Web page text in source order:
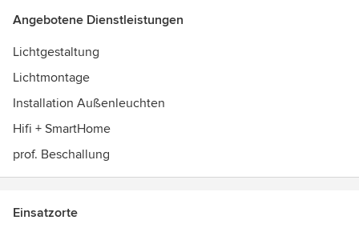
Angebotene Dienstleistungen
Lichtgestaltung
Lichtmontage
Installation Außenleuchten
Hifi + SmartHome
prof. Beschallung
Einsatzorte